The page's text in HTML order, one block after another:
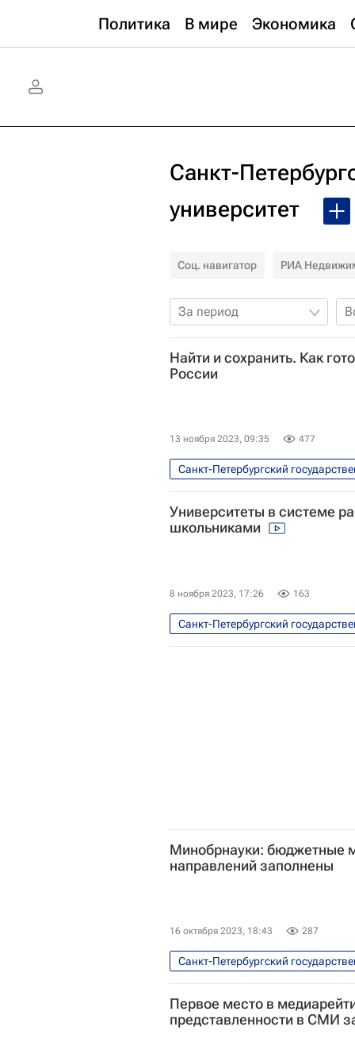
Политика В мире Экономика
Санкт-
университет
Соц. навигатор РИА
За период
Найти и сохранить. Как
России
13 ноября 2023, 09:35 477
Санкт-Петербургский
Россия
Университетская
Южный федеральный университет
Университеты в системе
школьниками
8 ноября 2023, 17:26 163
Санкт-Петербургский
Россия
Александр Мажуга
Минобрнауки: бюджетные
направлений заполнены
16 октября 2023, 18:43 287
Санкт-Петербургский
Россия
Общество
Санкт-Петербургский
Первое место в
представленности в СМИ